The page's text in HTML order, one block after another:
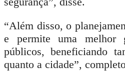
“Além disso, o
e permite uma melhor
públicos, beneficiando
quanto a cidade”,